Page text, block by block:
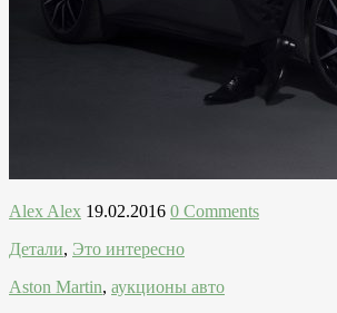
Alex Alex 19.02.2016 0 Comments
Детали, Это интересно
Aston Martin, аукционы авто